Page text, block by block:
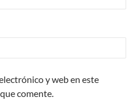
y web en este
comente.